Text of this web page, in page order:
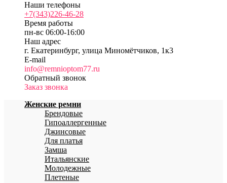
Наши телефоны
+7(343)226-46-28
Время работы
пн-вс 06:00-16:00
Наш адрес
г. Екатеринбург, улица Миномётчиков, 1к3
E-mail
info@remnioptom77.ru
Обратный звонок
Заказ звонка
Женские ремни
Брендовые
Гипоаллергенные
Джинсовые
Для платья
Замша
Итальянские
Молодежные
Плетеные